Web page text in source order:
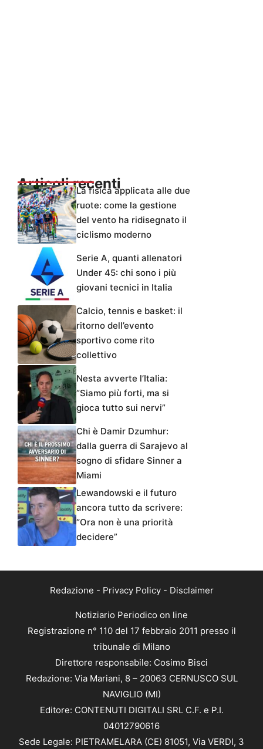
Articoli recentiLa fisica applicata alle due
ruote: come la gestione
del vento ha ridisegnato il
ciclismo moderno
Serie A, quanti allenatori
Under 45: chi sono i più
giovani tecnici in Italia
Calcio, tennis e basket: il
ritorno dell’evento
sportivo come rito
collettivo
Nesta avverte l’Italia:
“Siamo più forti, ma si
gioca tutto sui nervi”
Chi è Damir Dzumhur:
dalla guerra di Sarajevo al
sogno di sfidare Sinner a
Miami
Lewandowski e il futuro
ancora tutto da scrivere:
“Ora non è una priorità
decidere”
Redazione - Privacy Policy- Disclaimer
Notiziario Periodico on line
Registrazione n° 110 del 17 febbraio 2011 presso il
tribunale di Milano
Direttore responsabile: Cosimo Bisci
Redazione: Via Mariani, 8 – 20063 CERNUSCO SUL
NAVIGLIO (MI)
Editore: CONTENUTI DIGITALI SRL C.F. e P.I.
04012790616
Sede Legale: PIETRAMELARA (CE) 81051, Via VERDI, 3